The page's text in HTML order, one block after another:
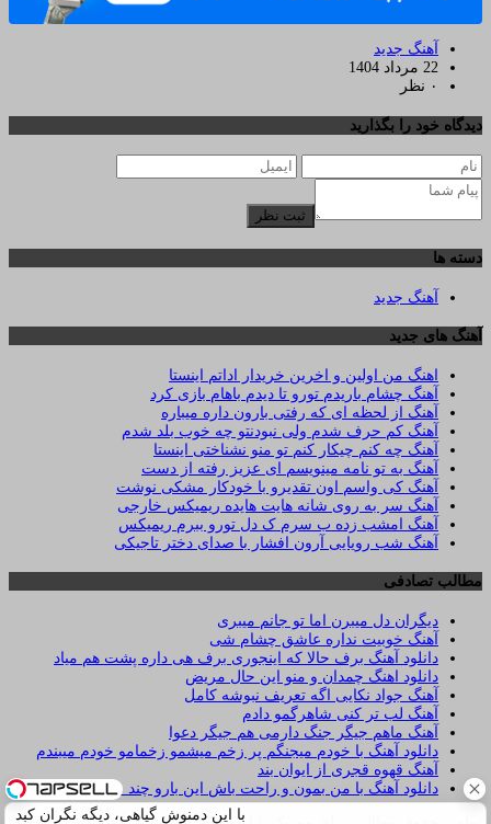
با این دمنوش گیاهی، دیگه نگران کبد
آهنگ جدید
22 مرداد 1404
۰ نظر
دیدگاه خود را بگذارید
ثبت نظر
دسته ها
آهنگ جدید
آهنگ های جدید
اهنگ من اولین و اخرین خریدار اداتم اینستا
آهنگ چشام باریدم تورو تا دیدم باهام بازی کرد
آهنگ از لحظه ای که رفتی بارون داره میباره
آهنگ کم حرف شدم ولی نبودنتو چه خوب بلد شدم
آهنگ چه کنم چیکار کنم تو منو نشناختی اینستا
آهنگ به تو نامه مینویسم ای عزیز رفته از دست
آهنگ کی واسم اون تقدیرو با خودکار مشکی نوشت
آهنگ سر به روی شانه هایت هایده ریمیکس خارجی
آهنگ امشب زده ب سرم ک دل تورو ببرم ریمیکس
آهنگ شب رویایی آرون افشار با صدای دختر تاجیکی
مطالب تصادفی
دیگران دل میبرن اما تو جانم میبری
آهنگ خوبیت نداره عاشق چشام شی
دانلود آهنگ برف حالا که اینجوری برف هی داره پشت هم میاد
دانلود اهنگ چمدان و منو این حال مریض
آهنگ جواد نکایی اگه تعریف نبوشه کامل
آهنگ لب تر کنی شاهرگمو دادم
آهنگ ماهم جیگر جنگ دارمی هم جیگر دعوا
دانلود آهنگ ﺑﺎ ﺧﻮدم ﻣﻴﺠﻨﮕﻢ ﭘﺮ زﺧﻢ ﻣﻴﺸﻤﻮ زﺧﻤﺎﻣﻮ ﺧﻮدم ﻣﻴﺒﻨﺪم
آهنگ قهوه قجری از ایوان بند
دانلود آهنگ با من بمون و راحت باش این بارو چند ساعت باش